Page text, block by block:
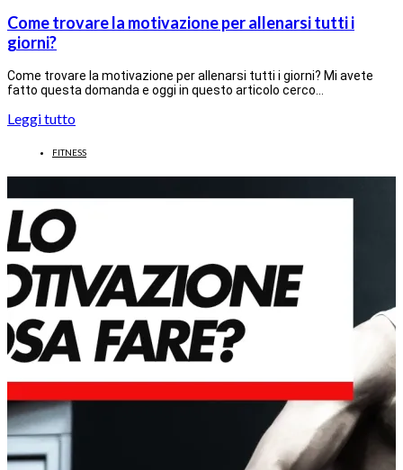
Come trovare la motivazione per allenarsi tutti i
giorni?
Come trovare la motivazione per allenarsi tutti i giorni? Mi avete
fatto questa domanda e oggi in questo articolo cerco…
Leggi tutto
FITNESS